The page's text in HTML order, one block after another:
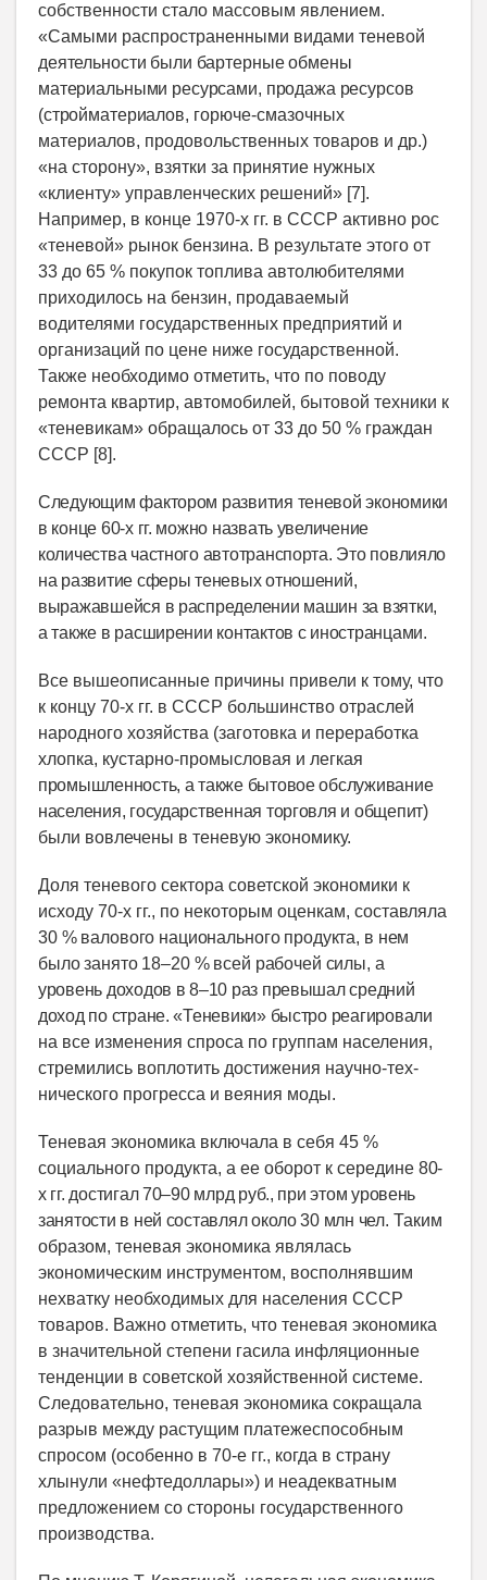
собственности стало массовым явлением.
«Самыми распространенными видами теневой
деятельности были бартерные обмены
материальными ресурсами, продажа ресурсов
(стройматериалов, горюче-смазочных
материалов, продовольственных товаров и др.)
«на сторону», взятки за принятие нужных
«клиенту» управленческих решений» [7].
Например, в конце 1970-х гг. в СССР активно рос
«теневой» рынок бензина. В результате этого от
33 до 65 % покупок топлива автолюбителями
приходилось на бензин, продаваемый
водителями государственных предприятий и
организаций по цене ниже государственной.
Также необходимо отметить, что по поводу
ремонта квартир, автомобилей, бытовой техники к
«теневикам» обращалось от 33 до 50 % граждан
СССР [8].
Следующим фактором развития теневой экономики
в конце 60-х гг. можно назвать увеличение
количества частного автотранспорта. Это повлияло
на развитие сферы теневых отношений,
выражавшейся в распределении машин за взятки,
а также в расширении контактов с иностранцами.
Все вышеописанные причины привели к тому, что
к концу 70-х гг. в СССР большинство отраслей
народного хозяйства (заготовка и переработка
хлопка, кустарно-промысловая и легкая
промышленность, а также бытовое обслуживание
населения, государственная торговля и общепит)
были вовлечены в теневую экономику.
Доля теневого сектора советской экономики к
исходу 70-х гг., по некоторым оценкам, составляла
30 % валового национального продукта, в нем
было занято 18–20 % всей рабочей силы,а
уровень доходов в 8–10 раз превышал средний
доход по стране. «Теневики» быстро реагировали
на все изменения спроса по группам населения,
стремились воплотить достижения научно-тех­
нического прогресса и веяния моды.
Теневая экономика включала в себя 45 %
социального продукта, а ее оборот к середине 80-
х гг. достигал 70–90 млрд руб., при этом уровень
занятости в ней составлял около 30 млн чел. Таким
образом, теневая экономика являлась
экономическим инструментом, восполнявшим
нехватку необходимых для населения СССР
товаров. Важно отметить, что теневая экономика
в значительной степени гасила инфляционные
тенденции в советской хозяйственной системе.
Следовательно, теневая экономика сокращала
разрыв между растущим платежеспособным
спросом (особенно в 70-е гг., когда в страну
хлынули «нефтедоллары») и неадекватным
предложением со стороны государственного
производства.